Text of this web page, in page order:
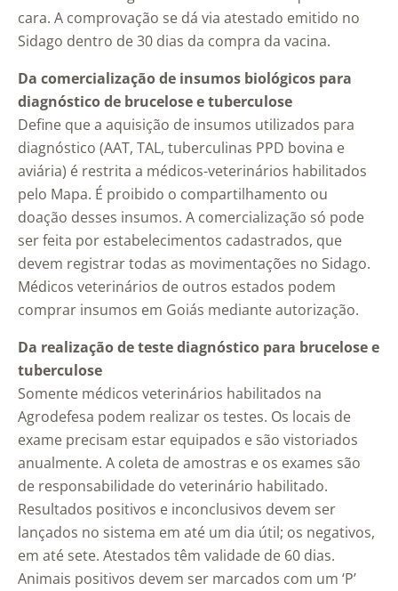
cara. A comprovação se dá via atestado emitido no
Sidago dentro de 30 dias da compra da vacina.
Da comercialização de insumos biológicos para
diagnóstico de brucelose e tuberculose
Define que a aquisição de insumos utilizados para
diagnóstico (AAT, TAL, tuberculinas PPD bovina e
aviária) é restrita a médicos-veterinários habilitados
pelo Mapa. É proibido o compartilhamento ou
doação desses insumos. A comercialização só pode
ser feita por estabelecimentos cadastrados, que
devem registrar todas as movimentações no Sidago.
Médicos veterinários de outros estados podem
comprar insumos em Goiás mediante autorização.
Da realização de teste diagnóstico para brucelose e
tuberculose
Somente médicos veterinários habilitados na
Agrodefesa podem realizar os testes. Os locais de
exame precisam estar equipados e são vistoriados
anualmente. A coleta de amostras e os exames são
de responsabilidade do veterinário habilitado.
Resultados positivos e inconclusivos devem ser
lançados no sistema em até um dia útil; os negativos,
em até sete. Atestados têm validade de 60 dias.
Animais positivos devem ser marcados com um ‘P’